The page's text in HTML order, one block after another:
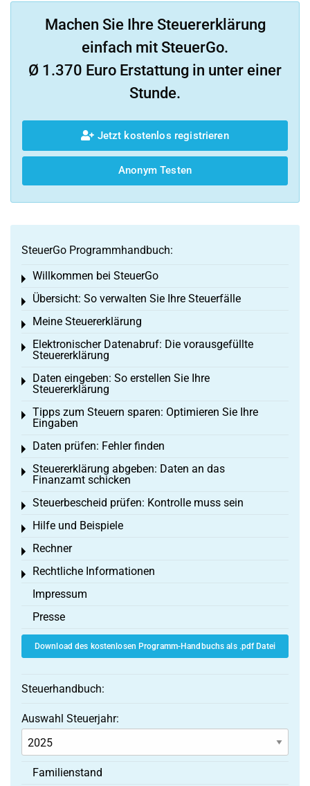
Machen Sie Ihre Steuererklärung
einfach mit SteuerGo.
Ø 1.370 Euro Erstattung in unter einer
Stunde.
Jetzt kostenlos registrieren
Anonym Testen
SteuerGo Programmhandbuch:
Willkommen bei SteuerGo
Toggle menu
Übersicht: So verwalten Sie Ihre Steuerfälle
Toggle menu
Meine Steuererklärung
Toggle menu
Elektronischer Datenabruf: Die vorausgefüllte
Steuererklärung
Toggle menu
Daten eingeben: So erstellen Sie Ihre
Steuererklärung
Toggle menu
Tipps zum Steuern sparen: Optimieren Sie Ihre
Eingaben
Toggle menu
Daten prüfen: Fehler finden
Toggle menu
Steuererklärung abgeben: Daten an das
Finanzamt schicken
Toggle menu
Steuerbescheid prüfen: Kontrolle muss sein
Toggle menu
Hilfe und Beispiele
Toggle menu
Rechner
Toggle menu
Rechtliche Informationen
Toggle menu
Impressum
Presse
Download des kostenlosen Programm-Handbuchs als .pdf Datei
Steuerhandbuch:
Auswahl Steuerjahr:
Familienstand